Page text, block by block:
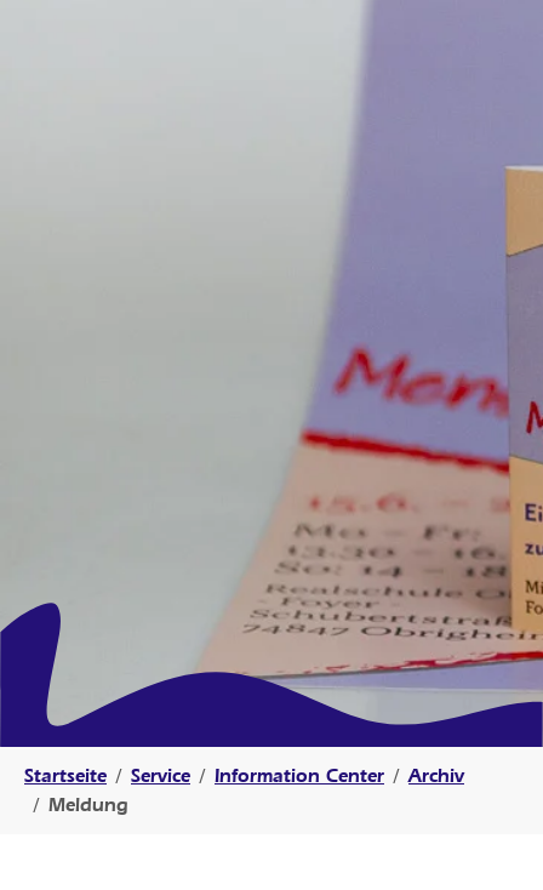
Startseite Service Information Center
Archiv
Meldung